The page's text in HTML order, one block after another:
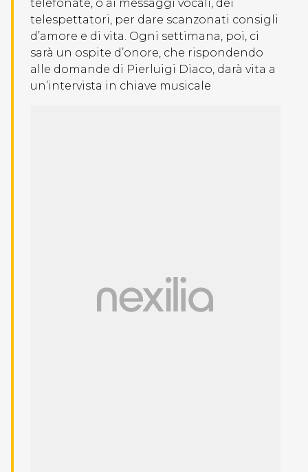
telefonate, o ai messaggi vocali, dei
telespettatori, per dare scanzonati consigli
d’amore e di vita. Ogni settimana, poi, ci
sarà un ospite d’onore, che rispondendo
alle domande di Pierluigi Diaco, darà vita a
un’intervista in chiave musicale